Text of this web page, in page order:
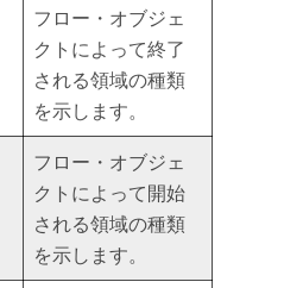
フロー・オブジェ
クトによって終了
される領域の種類
を示します。
フロー・オブジェ
クトによって開始
される領域の種類
を示します。